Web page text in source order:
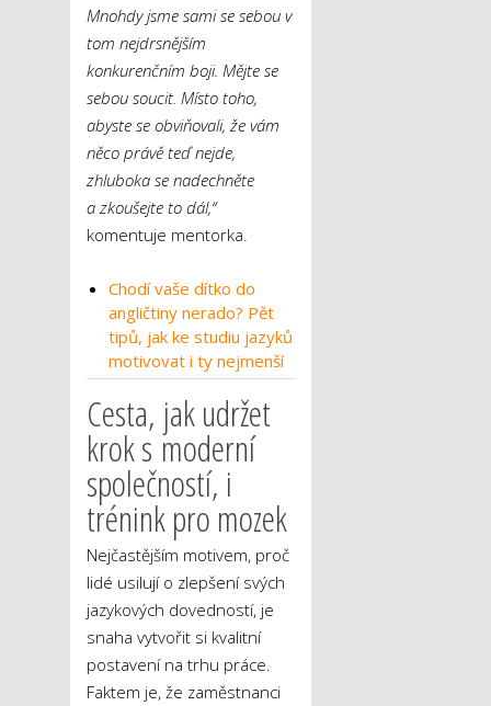
Mnohdy jsme sami se sebou v
tom nejdrsnějším
konkurenčním boji. Mějte se
sebou soucit. Místo toho,
abyste se obviňovali, že vám
něco právě teď nejde,
zhluboka se nadechněte
a zkoušejte to dál,“
komentuje mentorka.
Chodí vaše dítko do
angličtiny nerado? Pět
tipů, jak ke studiu jazyků
motivovat i ty nejmenší
Cesta, jak udržet
krok s moderní
společností, i
trénink pro mozek
Nejčastějším motivem, proč
lidé usilují o zlepšení svých
jazykových dovedností, je
snaha vytvořit si kvalitní
postavení na trhu práce.
Faktem je, že zaměstnanci